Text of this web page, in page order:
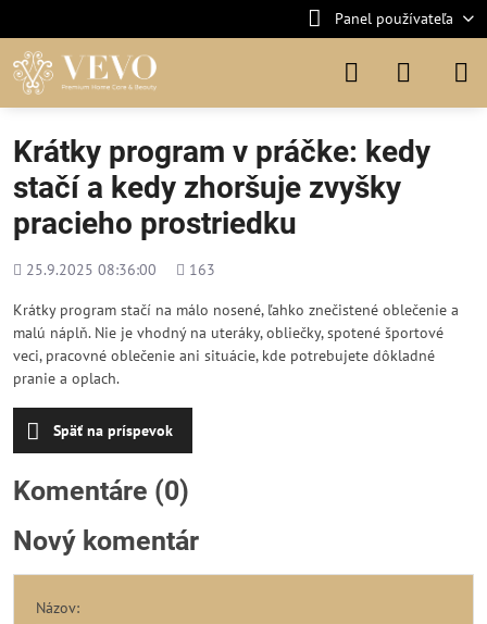
Panel používateľa
Krátky program v práčke: kedy
stačí a kedy zhoršuje zvyšky
pracieho prostriedku
Pridané
25.9.2025 08:36:00
Počet
163
Krátky program stačí na málo nosené, ľahko znečistené oblečenie a
malú náplň. Nie je vhodný na uteráky, obliečky, spotené športové
veci, pracovné oblečenie ani situácie, kde potrebujete dôkladné
pranie a oplach.
Späť na príspevok
Komentáre (0)
Nový komentár
Názov: